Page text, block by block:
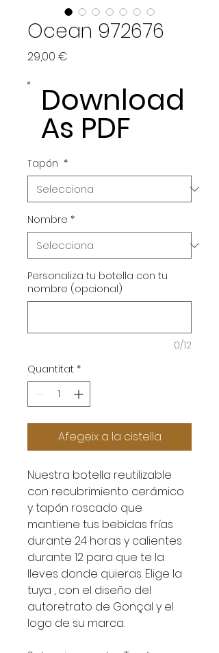
Ocean 972676
29,00 €
Download
As PDF
Tapón *
Nombre *
Personaliza tu botella con tu
nombre (opcional)
0/12
Quantitat *
Afegeix a la cistella
Nuestra botella reutilizable
con recubrimiento cerámico
y tapón roscado que
mantiene tus bebidas frías
durante 24 horas y calientes
durante 12 para que te la
lleves donde quieras. Elige la
tuya , con el diseño del
autoretrato de Gonçal y el
logo de su marca.